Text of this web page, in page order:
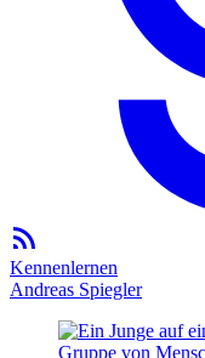
Kennenlernen
Andreas Spiegler